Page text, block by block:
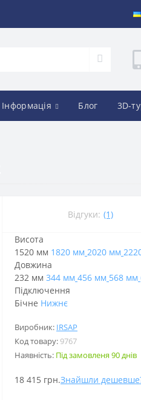
Інформація Блог 3D-
Відгуки: (1)
Виробник: IRSAP
Код товару: 9767
Наявність: Під замовленя 90 днів
18 415 грн.Знайшли
Висота
1520 мм 1820 мм 2020 мм
Довжина
232 мм 344 мм 456 мм 568 мм
Підключення
Бічне Нижнє